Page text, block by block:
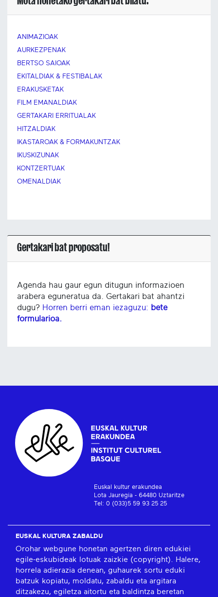
ANIMAZIOAK
AURKEZPENAK
BERTSO SAIOAK
EKITALDIAK & FESTIBALAK
ERAKUSKETAK
FILM EMANALDIAK
GERTAKARI ERRITUALAK
HITZALDIAK
IKASTAROAK & FORMAKUNTZAK
IKUSKIZUNAK
KONTZERTUAK
OMENALDIAK
Gertakari bat proposatu!
Agenda hau gaur egun ditugun informazioen
arabera eguneratua da. Gertakari bat ahantzi
dugu? Horren berri eman iezaguzu: bete
formularioa.
Euskal kultur erakundea
Lota Jauregia - 64480 Uztaritze
Tel: 0 (033)5 59 93 25 25
EUSKAL KULTURA ZABALDU
Orohar webgune honetan agertzen diren edukiei
egile-eskubideak lotuak zaizkie (copyright). Halere,
horrela adierazia denean, guhaurek sortu eduki
batzuk kopiatu, moldatu, zabaldu eta argitara
ditzakezu, egiletza aitortu eta baldintza beretan